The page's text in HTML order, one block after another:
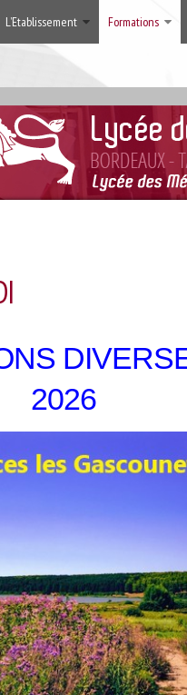
L’Etablissement Formations
2026